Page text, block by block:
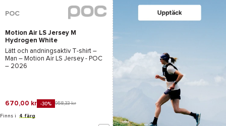
POC
Motion Air LS Jersey M
Hydrogen White
Lätt och andningsaktiv T-shirt –
Man – Motion Air LS Jersey - POC
– 2026
670,00 kr -30% 958,33 kr
Finns i 4 färg